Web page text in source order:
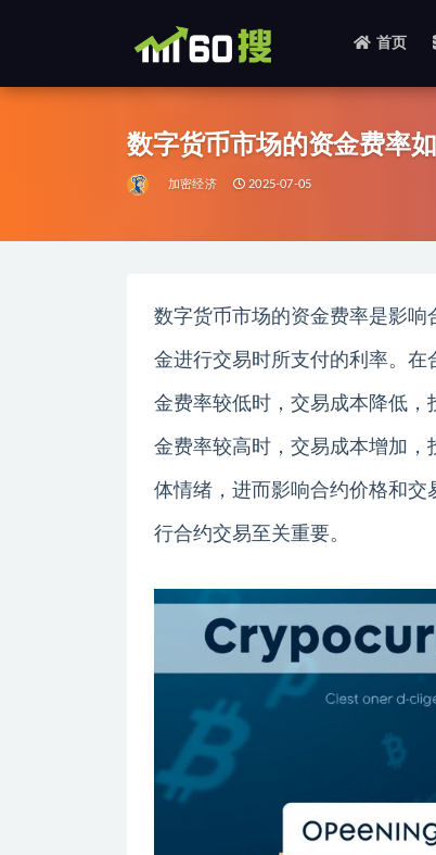
首页
数字货币市场的资金费率
加密经济 2025-07-05
数字货币市场的资金费率是影
金进行交易时所支付的利率。
金费率较低时，交易成本降低
金费率较高时，交易成本增加
体情绪，进而影响合约价格和
行合约交易至关重要。